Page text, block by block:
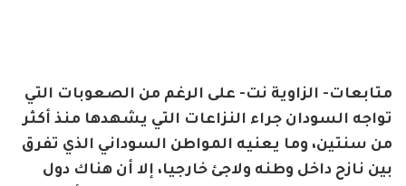
متابعات- الزاوية نت- على الرغم من الصعوبات التي
تواجه السودان جراء النزاعات التي يشهدها منذ أكثر
من سنتين، وما يعنيه المواطن السوداني الذي تفرق
بين نازح داخل وطنه ولاجئ خارجيا، إلا أن هناك دول